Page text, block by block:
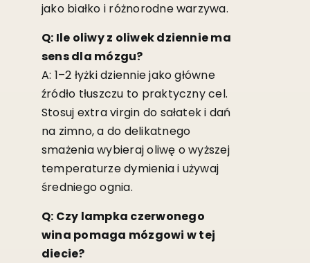
jako białko i różnorodne warzywa.
Q: Ile oliwy z oliwek dziennie ma
sens dla mózgu?
A: 1–2 łyżki dziennie jako główne
źródło tłuszczu to praktyczny cel.
Stosuj extra virgin do sałatek i dań
na zimno, a do delikatnego
smażenia wybieraj oliwę o wyższej
temperaturze dymienia i używaj
średniego ognia.
Q: Czy lampka czerwonego
wina pomaga mózgowi w tej
diecie?